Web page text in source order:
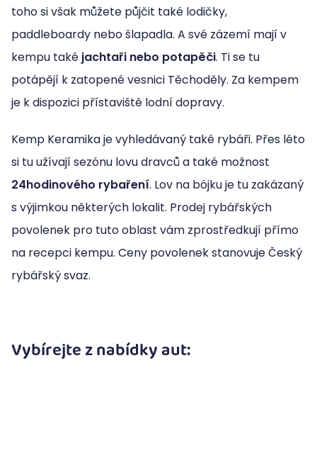
toho si však můžete půjčit také lodičky,
paddleboardy nebo šlapadla. A své zázemí mají v
kempu také jachtaři nebo potapěči. Ti se tu
potápějí k zatopené vesnici Těchoděly. Za kempem
je k dispozici přístaviště lodní dopravy.
Kemp Keramika je vyhledávaný také rybáři. Přes léto
si tu užívají sezónu lovu dravců a také možnost
24hodinového rybaření. Lov na bójku je tu zakázaný
s výjimkou některých lokalit. Prodej rybářských
povolenek pro tuto oblast vám zprostředkují přímo
na recepci kempu. Ceny povolenek stanovuje Český
rybářský svaz.
Vybírejte z nabídky aut: